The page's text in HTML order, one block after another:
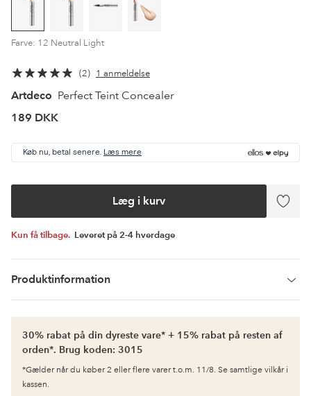
Farve: 12 Neutral Light
2 1 anmeldelse
Artdeco Perfect Teint Concealer
189 DKK
Køb nu, betal senere. Læs mere
Læg i kurv
Tilføj
Kun få tilbage. Leveret på 2-4 hverdage
Produktinformation
30% rabat på din dyreste vare* + 15% rabat på resten af
orden*. Brug koden: 3015
*Gælder når du køber 2 eller flere varer t.o.m. 11/8. Se samtlige vilkår i
kassen.